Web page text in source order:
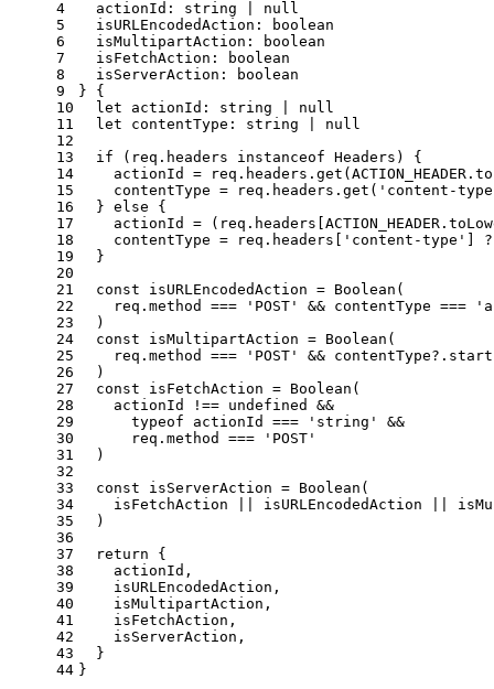
4
5
6
7
8
9
10
11
12
13
14
15
16
17
18
19
20
21
22
23
24
25
26
27
28
29
30
31
32
33
34
35
36
37
38
39
40
41
42
43
44
actionId : string | null
isURLEncodedAction : boolean
isMultipartAction : boolean
isFetchAction : boolean
isServerAction : boolean
} {
let
actionId : string | null
let
contentType : string | null
if (req. headers instanceof Headers ) {
    actionId = req.
headers . get ( ACTION_HEADER .
    contentType = req.
headers . get ( 'content-
  }
else {
    actionId = (req.
headers ACTION_HEADER .
    contentType = req.
headers 'content-type'
]
  }
const isURLEncodedAction = Boolean (
    req.
method === 'POST' && contentType ===
  )
const isMultipartAction = Boolean (
    req.
method === 'POST' && contentType?.
  )
const isFetchAction = Boolean (
    actionId !==
undefined
&&
typeof actionId === 'string'
&&
      req.
method ===
'POST'
  )
const isServerAction = Boolean (
isFetchAction || isURLEncodedAction ||
  )
return {
    actionId,
    isURLEncodedAction,
    isMultipartAction,
    isFetchAction,
    isServerAction,
  }
}